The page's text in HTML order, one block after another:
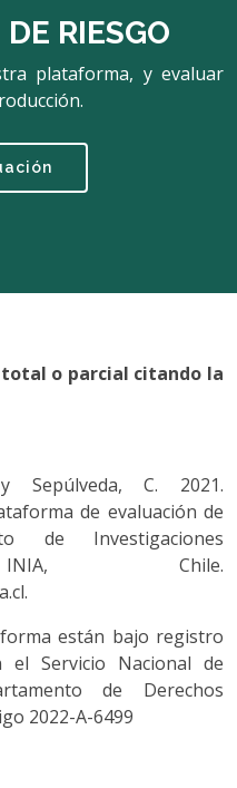
RIESGO
plataforma, y evaluar
o parcial citando la
Sepúlveda, C. 2021.
de evaluación de
de Investigaciones
INIA, Chile.
están bajo registro
el Servicio Nacional de
de Derechos
2022-A-6499